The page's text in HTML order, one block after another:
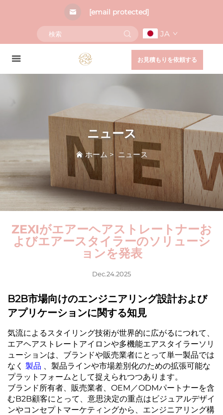
[email protected]
JA
お見積もりを依頼する
ニュース
ホーム >ニュース
ZEXIがエアーヘアストレートナーお
よびエアースタイラーのソリューシ
ョンを発表
Dec.24.2025
B2B市場向けのエンジニアリング設計および
アプリケーションに関する知見
気流によるスタイリング技術が世界的に広がるにつれて、
エアヘアストレートアイロンや多機能エアスタイラーソリ
ューションは、ブランドや販売業者にとって単一製品では
なく 製品 、製品ラインや市場差別化のための拡張可能な
プラットフォームとして捉えられつつあります。
ブランド所有者、販売業者、OEM／ODMパートナーを含
むB2B顧客にとって、意思決定の重点はビジュアルデザイ
ンやコンセプトマーケティングから、エンジニアリング構